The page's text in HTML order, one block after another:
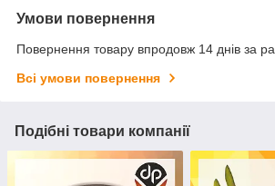
Умови повернення
Повернення товару впродовж 14 днів за
Всі умови повернення
Подібні товари компанії